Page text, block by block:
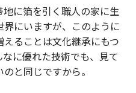
に箔を引く職人の家に生
にいますが、このように
ることは文化継承にもつ
に優れた技術でも、見て
と同じですから。